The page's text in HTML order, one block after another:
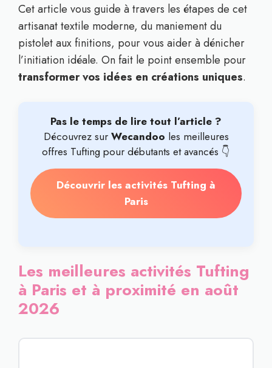
Cet article vous guide à travers les étapes de cet
artisanat textile moderne, du maniement du
pistolet aux finitions, pour vous aider à dénicher
l’initiation idéale. On fait le point ensemble pour
transformer vos idées en créations uniques.
Pas le temps de lire tout l’article ?
Découvrez sur Wecandoo les meilleures
offres Tufting pour débutants et avancés 👇
Découvrir les activités Tufting à
Paris
Les meilleures activités Tufting
à Paris et à proximité en août
2026